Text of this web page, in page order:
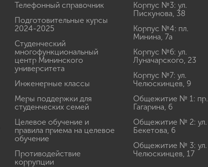
Телефонный справочник
Подготовительные курсы
2024-2025
Студенческий
многофункциональный
центр Мининского
университета
Инженерные классы
Меры поддержки для
студенческих семей
Целевое обучение и
правила приема на целевое
обучение
Противодействие
коррупции
Корпус №3: ул.
Пискунова, 38
Корпус №4: пл.
Минина, 7а
Корпус №6: ул.
Луначарского, 23
Корпус №7: ул.
Челюскинцев, 9
Общежитие № 1: пр.
Гагарина, 6
Общежитие № 2: ул.
Бекетова, 6
Общежитие № 3: ул.
Челюскинцев, 17